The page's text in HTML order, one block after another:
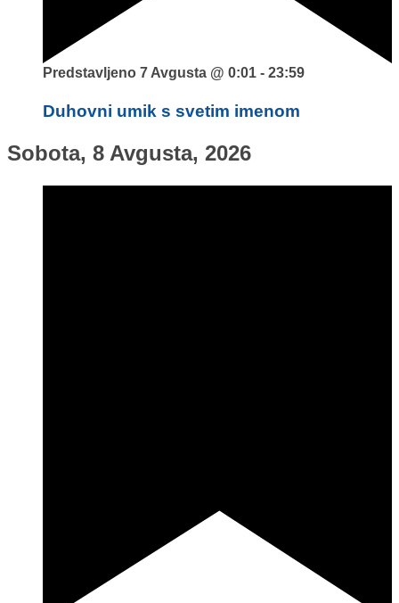
Predstavljeno 7 Avgusta @ 0:01 - 23:59
Duhovni umik s svetim imenom
Sobota, 8 Avgusta, 2026